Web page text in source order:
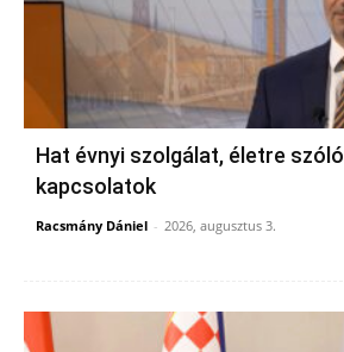
Hat évnyi szolgálat, életre szóló
kapcsolatok
Racsmány Dániel - 2026, augusztus 3.